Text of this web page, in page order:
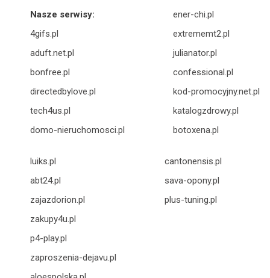
Nasze serwisy:
4gifs.pl
aduft.net.pl
bonfree.pl
directedbylove.pl
tech4us.pl
domo-nieruchomosci.pl
ener-chi.pl
extrememt2.pl
julianator.pl
confessional.pl
kod-promocyjny.net.pl
katalogzdrowy.pl
botoxena.pl
luiks.pl
abt24.pl
zajazdorion.pl
zakupy4u.pl
p4-play.pl
zaproszenia-dejavu.pl
cantonensis.pl
sava-opony.pl
plus-tuning.pl